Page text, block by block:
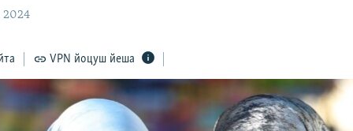
2024
VPN йоцуш йеша